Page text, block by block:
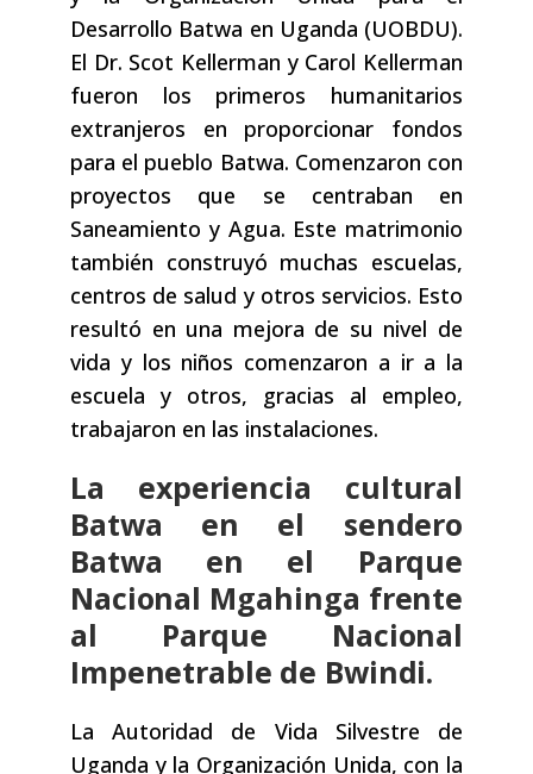
Desarrollo Batwa en Uganda (UOBDU).
El Dr. Scot Kellerman y Carol Kellerman
fueron los primeros humanitarios
extranjeros en proporcionar fondos
para el pueblo Batwa. Comenzaron con
proyectos que se centraban en
Saneamiento y Agua. Este matrimonio
también construyó muchas escuelas,
centros de salud y otros servicios. Esto
resultó en una mejora de su nivel de
vida y los niños comenzaron a ir a la
escuela y otros, gracias al empleo,
trabajaron en las instalaciones.
La experiencia cultural
Batwa en el sendero
Batwa en el Parque
Nacional Mgahinga frente
al Parque Nacional
Impenetrable de Bwindi.
La Autoridad de Vida Silvestre de
Uganda y la Organización Unida, con la